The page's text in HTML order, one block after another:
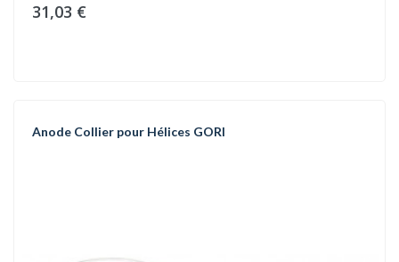
31,03 €
Anode Collier pour Hélices GORI